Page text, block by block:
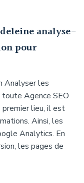
analyse-
pour
Analyser les
toute Agence SEO
premier lieu, il est
Ainsi, les
Analytics. En
les pages de